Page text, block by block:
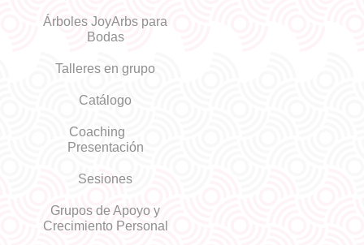
Árboles JoyArbs para
Bodas
Talleres en grupo
Catálogo
Coaching
Presentación
Sesiones
Grupos de Apoyo y
Crecimiento Personal